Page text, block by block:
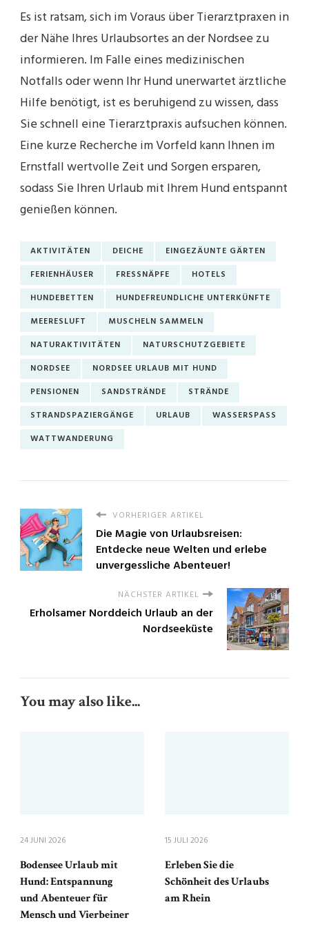
Es ist ratsam, sich im Voraus über Tierarztpraxen in
der Nähe Ihres Urlaubsortes an der Nordsee zu
informieren. Im Falle eines medizinischen
Notfalls oder wenn Ihr Hund unerwartet ärztliche
Hilfe benötigt, ist es beruhigend zu wissen, dass
Sie schnell eine Tierarztpraxis aufsuchen können.
Eine kurze Recherche im Vorfeld kann Ihnen im
Ernstfall wertvolle Zeit und Sorgen ersparen,
sodass Sie Ihren Urlaub mit Ihrem Hund entspannt
genießen können.
AKTIVITÄTEN DEICHE
EINGEZÄUNTE GÄRTEN
FERIENHÄUSER
FRESSNÄPFE
HOTELS
HUNDEBETTEN
HUNDEFREUNDLICHE UNTERKÜNFTE
MEERESLUFT
MUSCHELN SAMMELN
NATURAKTIVITÄTEN
NATURSCHUTZGEBIETE
NORDSEE
NORDSEE URLAUB MIT HUND
PENSIONEN
SANDSTRÄNDE
STRÄNDE
STRANDSPAZIERGÄNGE
URLAUB
WASSERSPASS
WATTWANDERUNG
VORHERIGER ARTIKEL
Die Magie von Urlaubsreisen:
Entdecke neue Welten und erlebe
unvergessliche Abenteuer!
NÄCHSTER ARTIKEL
Erholsamer Norddeich Urlaub an der
Nordseeküste
You may also like...
24 JUNI 2026
Bodensee Urlaub mit
Hund: Entspannung
und Abenteuer für
Mensch und Vierbeiner
15 JULI 2026
Erleben Sie die
Schönheit des Urlaubs
am Rhein